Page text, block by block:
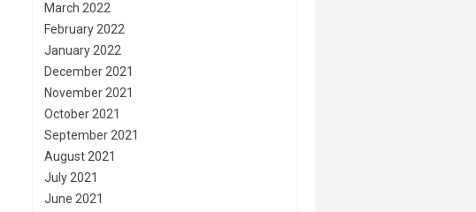
March 2022
February 2022
January 2022
December 2021
November 2021
October 2021
September 2021
August 2021
July 2021
June 2021